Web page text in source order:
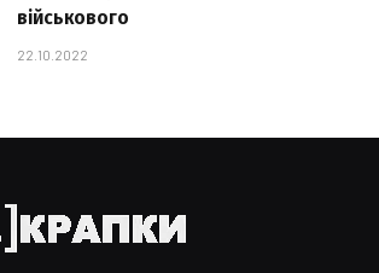
військового
22.10.2022